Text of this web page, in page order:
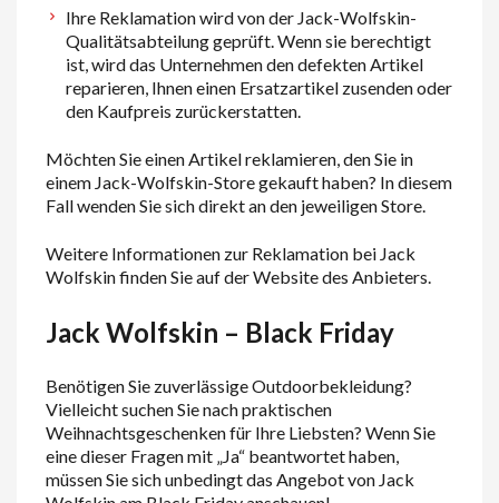
Ihre Reklamation wird von der Jack-Wolfskin-
Qualitätsabteilung geprüft. Wenn sie berechtigt
ist, wird das Unternehmen den defekten Artikel
reparieren, Ihnen einen Ersatzartikel zusenden oder
den Kaufpreis zurückerstatten.
Möchten Sie einen Artikel reklamieren, den Sie in
einem Jack-Wolfskin-Store gekauft haben? In diesem
Fall wenden Sie sich direkt an den jeweiligen Store.
Weitere Informationen zur Reklamation bei Jack
Wolfskin finden Sie auf der Website des Anbieters.
Jack Wolfskin – Black Friday
Benötigen Sie zuverlässige Outdoorbekleidung?
Vielleicht suchen Sie nach praktischen
Weihnachtsgeschenken für Ihre Liebsten? Wenn Sie
eine dieser Fragen mit „Ja“ beantwortet haben,
müssen Sie sich unbedingt das Angebot von Jack